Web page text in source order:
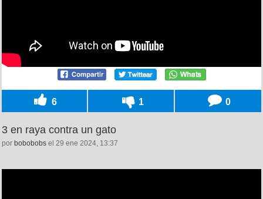
6 1 0
3 en raya contra un gato
por bobobobs el 29 ene 2024, 13:37